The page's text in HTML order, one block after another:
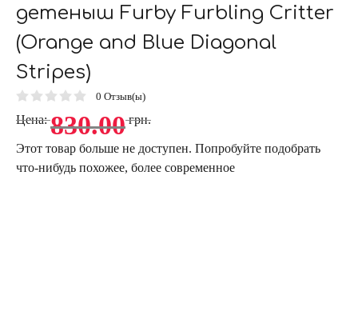
детеныш Furby Furbling Critter
(Orange and Blue Diagonal
Stripes)
0 Отзыв(ы)
Цена: 830.00 грн.
Этот товар больше не доступен. Попробуйте подобрать
что-нибудь похожее, более современное